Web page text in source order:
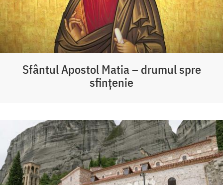
Sfântul Apostol Matia – drumul spre
sfințenie